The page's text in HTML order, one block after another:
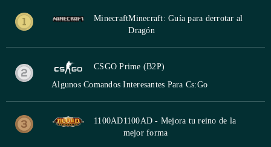
MinecraftMinecraft: Guía para derrotar al
Dragón
CSGO Prime (B2P)
Algunos Comandos Interesantes Para Cs:Go
1100AD1100AD - Mejora tu reino de la
mejor forma